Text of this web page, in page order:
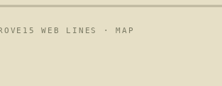
WEB LINES ·MAP